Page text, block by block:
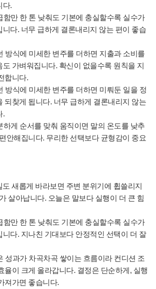
다.
함만 한 톤 낮춰도 기본에 충실할수록 실수가
니다. 너무 급하게 결론내리지 않는 편이 좋습
방식에 미세한 변주를 더하면 지출과 소비를
도 가벼워집니다. 확신이 없을수록 원칙을 지
합니다.
방식에 미세한 변주를 더하면 미뤄둔 일을 정
되찾게 됩니다. 너무 급하게 결론내리지 않는
.
하게 순서를 맞춰 움직이면 말의 온도를 낮추
안해집니다. 무리한 선택보다 균형감이 중요
도 새롭게 바라보면 주변 분위기에 휩쓸리지
살아납니다. 오늘은 말보다 실행이 더 큰 힘
함만 한 톤 낮춰도 기본에 충실할수록 실수가
니다. 지나친 기대보다 안정적인 선택이 더 잘
성과가 차곡차곡 쌓이는 흐름이라 컨디션 조
율이 크게 올라갑니다. 결정은 단순하게, 실행
져가면 좋습니다.